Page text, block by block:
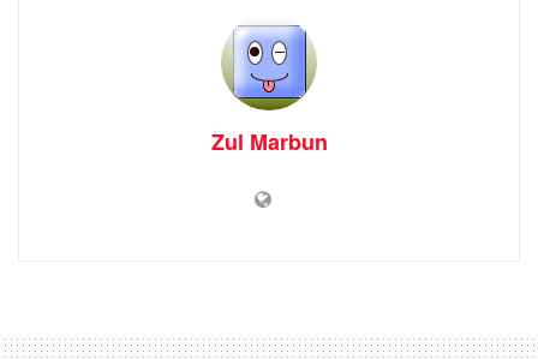
Zul Marbun